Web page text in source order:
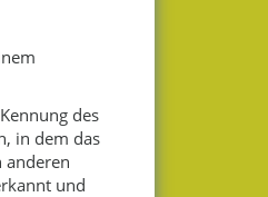
des
in dem das
anderen
und